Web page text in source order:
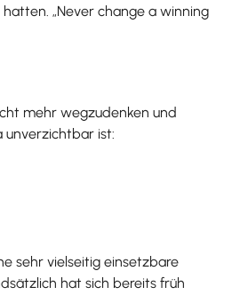
„Never change a winning
mehr wegzudenken und
unverzichtbar ist:
sehr vielseitig einsetzbare
hat sich bereits früh